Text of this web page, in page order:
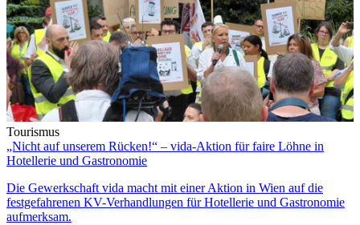
Tourismus
„Nicht auf unserem Rücken!“ – vida-Aktion für faire Löhne in
Hotellerie und Gastronomie
Die Gewerkschaft vida macht mit einer Aktion in Wien auf die
festgefahrenen KV-Verhandlungen für Hotellerie und Gastronomie
aufmerksam.